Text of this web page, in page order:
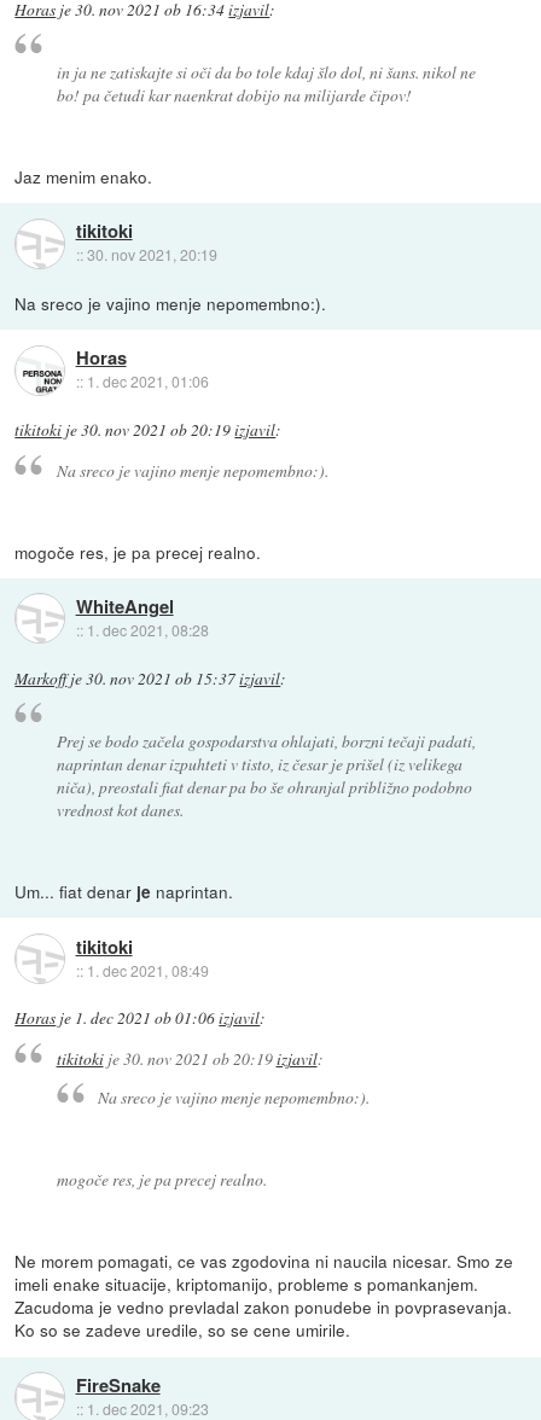
Horas je30. nov 2021 ob 16:34izjavil:
in ja ne zatiskajte si oči da bo tole kdaj šlo dol, ni šans. nikol ne
bo! pa četudi kar naenkrat dobijo na milijarde čipov!
Jaz menim enako.
tikitoki
::30. nov 2021, 20:19
Na sreco je vajino menje nepomembno:).
Horas
:: 1. dec 2021, 01:06
tikitoki je30. nov 2021 ob 20:19izjavil:
Na sreco je vajino menje nepomembno:).
mogoče res, je pa precej realno.
WhiteAngel
:: 1. dec 2021, 08:28
Markoffje30. nov 2021 ob 15:37izjavil:
Prej se bodo začela gospodarstva ohlajati, borzni tečaji padati,
naprintan denar izpuhteti v tisto, iz česar je prišel (iz velikega
niča), preostali fiat denar pa bo še ohranjal približno podobno
vrednost kot danes.
Um... fiat denar je naprintan.
tikitoki
:: 1. dec 2021, 08:49
Horas je 1. dec 2021 ob 01:06izjavil:
tikitokije30. nov 2021 ob 20:19izjavil:
Na sreco je vajino menje nepomembno:).
mogoče res, je pa precej realno.
Ne morem pomagati, ce vas zgodovina ni naucila nicesar. Smo ze
imeli enake situacije, kriptomanijo, probleme s pomankanjem.
Zacudoma je vedno prevladal zakon ponudebe in povprasevanja.
Ko so se zadeve uredile, so se cene umirile.
FireSnake
:: 1. dec 2021, 09:23